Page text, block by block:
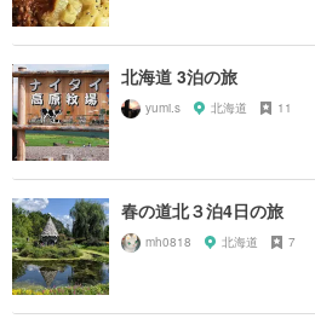
北海道 3泊の旅
yumi.s 北海道 11
春の道北３泊4日の旅
mh0818 北海道 7